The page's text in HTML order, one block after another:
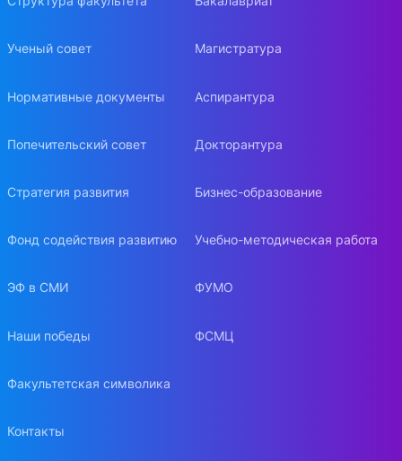
Ученый совет
Нормативные документы
Попечительский совет
Стратегия развития
Фонд содействия развитию
ЭФ в СМИ
Наши победы
Факультетская символика
Контакты
Магистратура
Аспирантура
Докторантура
Бизнес-образование
Учебно-методическая работа
ФУМО
ФСМЦ